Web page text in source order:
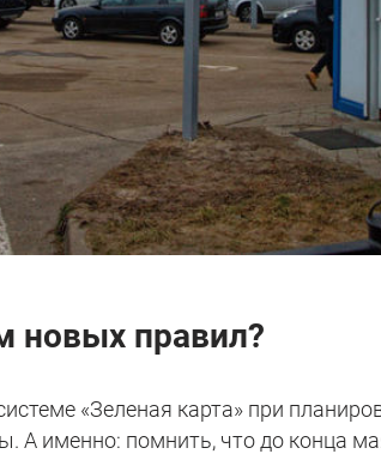
новых правил?
«Зеленая карта» при
А именно: помнить, что до конца